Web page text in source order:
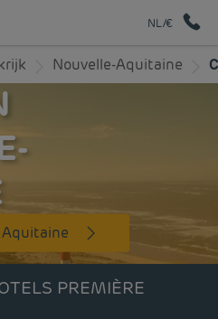
NL/€
Nouvelle-Aquitaine
PREMIÈRE